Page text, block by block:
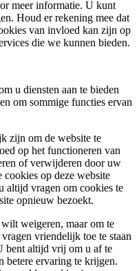
meer informatie. U kunt
Houd er rekening mee dat
van invloed kan zijn op
die we kunnen bieden.
u diensten aan te bieden
om sommige functies ervan
zijn om de website te
op het functioneren van
of verwijderen door uw
op deze website
altijd vragen om cookies te
opnieuw bezoekt.
weigeren, maar om te
vriendelijk toe te staan
bent altijd vrij om u af te
betere ervaring te krijgen.